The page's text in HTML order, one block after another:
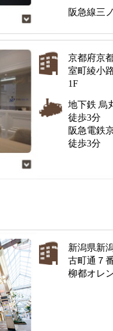
阪急線三
京都府京
室町綾小
1F
地下鉄 烏
徒歩3分
阪急電鉄
徒歩3分
新潟県新
古町通７
柳都オレ